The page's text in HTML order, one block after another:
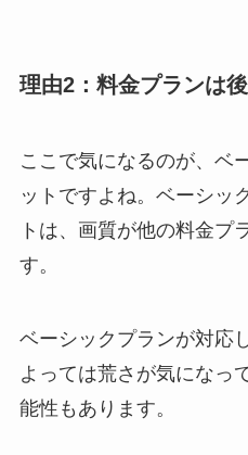
理由2：料金プランは
ここで気になるのが、ベ
ットですよね。ベーシッ
トは、画質が他の料金プ
す。
ベーシックプランが対応
よっては荒さが気になっ
能性もあります。